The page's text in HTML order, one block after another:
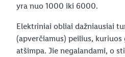
yra nuo 1000 iki 6000.
Elektriniai obliai dažniausiai
(apverčiamus) peilius,
atšimpa. Jie negalandami, o